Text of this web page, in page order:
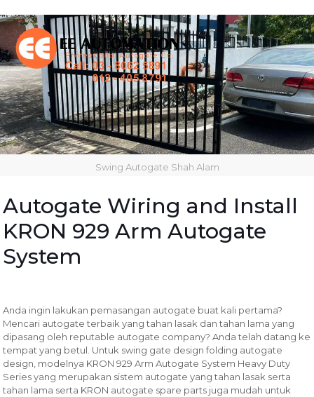
Swing Autogate Shah Alam
Autogate Wiring and Install
KRON 929 Arm Autogate
System
Anda ingin lakukan pemasangan autogate buat kali pertama?
Mencari autogate terbaik yang tahan lasak dan tahan lama yang
dipasang oleh reputable autogate company? Anda telah datang ke
tempat yang betul. Untuk swing gate design folding autogate
design, modelnya KRON 929 Arm Autogate System Heavy Duty
Series yang merupakan sistem autogate yang tahan lasak serta
tahan lama serta KRON autogate spare parts juga mudah untuk